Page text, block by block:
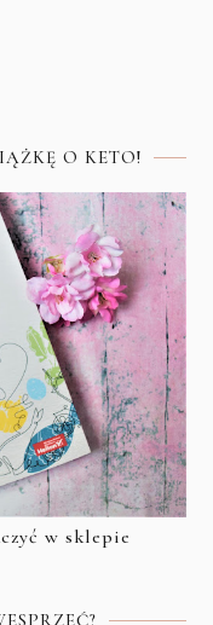
O KETO!
w sklepie